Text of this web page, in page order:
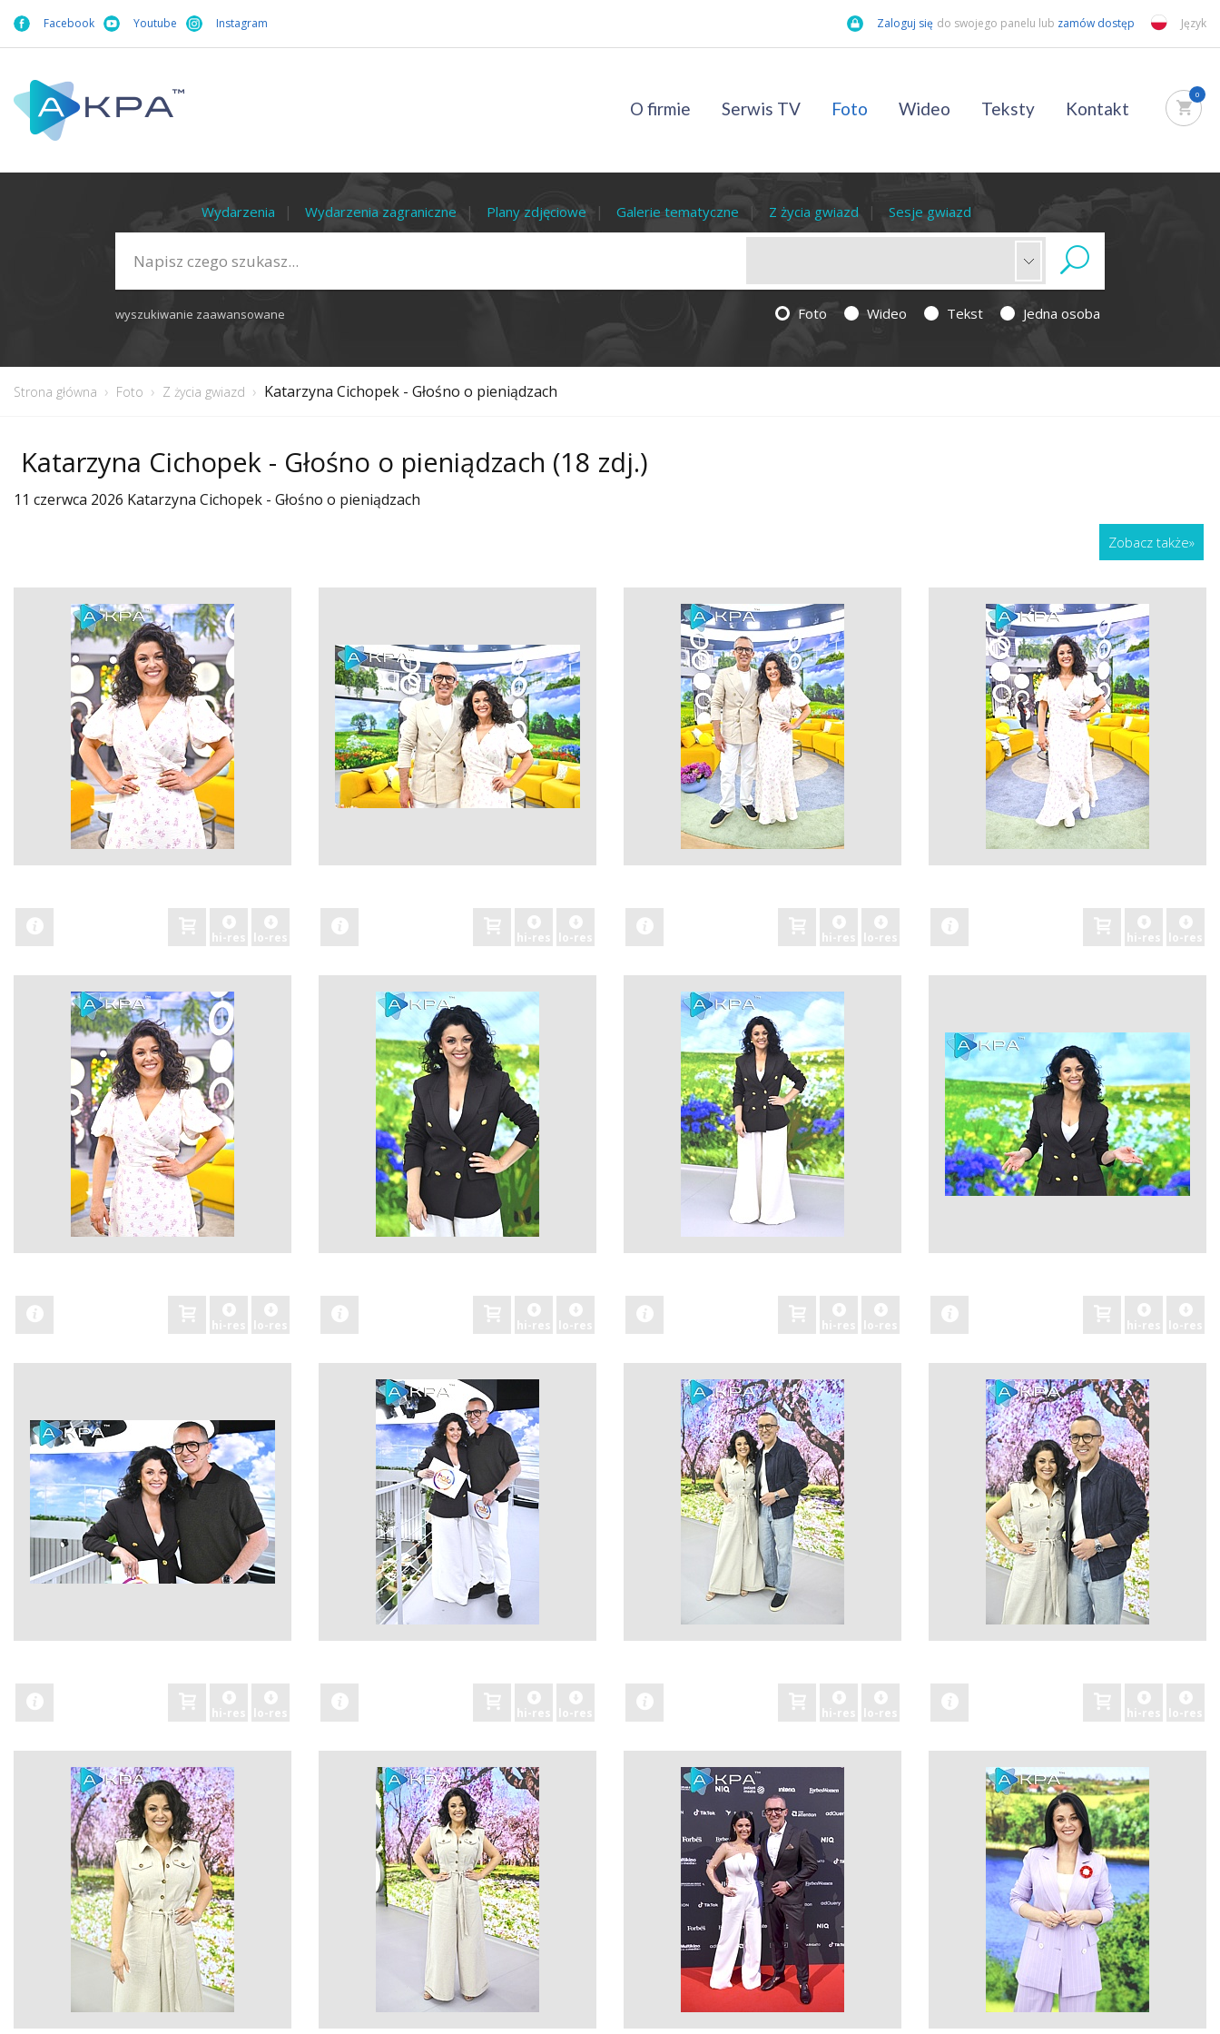
Facebook Youtube Instagram Zaloguj się do swojego panelu lub zamów dostęp Język
O firmie Serwis TV Foto Wideo Teksty Kontakt
0
Wydarzenia Wydarzenia zagraniczne Plany zdjęciowe Galerie tematyczne Z życia gwiazd Sesje gwiazd
wyszukiwanie zaawansowane Foto Wideo Tekst Jedna osoba
Strona główna Foto Z życia gwiazd Katarzyna Cichopek - Głośno o pieniądzach
Katarzyna Cichopek - Głośno o pieniądzach (18 zdj.)
11 czerwca 2026 Katarzyna Cichopek - Głośno o pieniądzach
Zobacz także»
hi-res lo-res hi-res lo-res hi-res lo-res hi-res lo-res
hi-res lo-res hi-res lo-res hi-res lo-res hi-res lo-res
hi-res lo-res hi-res lo-res hi-res lo-res hi-res lo-res